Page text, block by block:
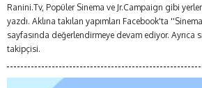
Ranini.Tv, Popüler Sinema ve Jr.Campaign gibi
yazdı. Aklına takılan yapımları Facebook'ta
sayfasında değerlendirmeye devam ediyor. Ayrıca
takipçisi.